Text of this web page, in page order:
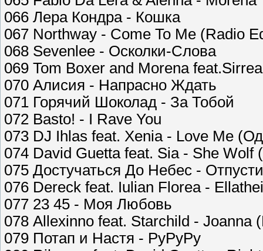
066 Лера Кондра - Кошка
067 Northway - Come To Me (Radio
068 Sevenlee - Осколки-Слова
069 Tom Boxer and Morena
070 Алисия - Напрасно Ждать
071 Горячий Шоколад - За Тобой
072 Basto! - I Rave You
073 DJ Ihlas feat. Xenia - Love Me
074 David Guetta feat. Sia - She Wolf
075 Достучаться До Небес -
076 Dereck feat. Iulian Florea -
077 23 45 - Моя Любовь
078 Allexinno feat. Starchild - Joanna
079 Потап и Настя - РуРуРу